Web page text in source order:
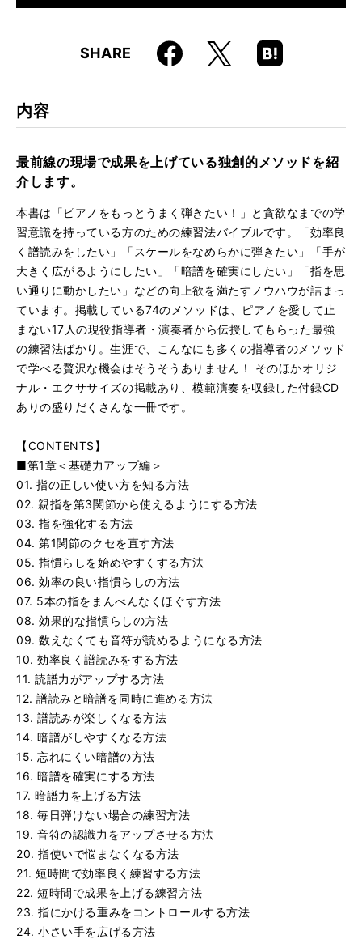
9784845620500
SHARE Faceboo
k
X
Hatena
Boo
内容
最前線の現場で成果を上げている独創的メソッドを紹
介します。
本書は「ピアノをもっとうまく弾きたい！」と貪欲なまでの学
習意識を持っている方のための練習法バイブルです。「効率良
く譜読みをしたい」「スケールをなめらかに弾きたい」「手が
大きく広がるようにしたい」「暗譜を確実にしたい」「指を思
い通りに動かしたい」などの向上欲を満たすノウハウが詰まっ
ています。掲載している74のメソッドは、ピアノを愛して止
まない17人の現役指導者・演奏者から伝授してもらった最強
の練習法ばかり。生涯で、こんなにも多くの指導者のメソッド
で学べる贅沢な機会はそうそうありません！ そのほかオリジ
ナル・エクササイズの掲載あり、模範演奏を収録した付録CD
ありの盛りだくさんな一冊です。
【CONTENTS】
■第1章＜基礎力アップ編＞
01. 指の正しい使い方を知る方法
02. 親指を第3関節から使えるようにする方法
03. 指を強化する方法
04. 第1関節のクセを直す方法
05. 指慣らしを始めやすくする方法
06. 効率の良い指慣らしの方法
07. 5本の指をまんべんなくほぐす方法
08. 効果的な指慣らしの方法
09. 数えなくても音符が読めるようになる方法
10. 効率良く譜読みをする方法
11. 読譜力がアップする方法
12. 譜読みと暗譜を同時に進める方法
13. 譜読みが楽しくなる方法
14. 暗譜がしやすくなる方法
15. 忘れにくい暗譜の方法
16. 暗譜を確実にする方法
17. 暗譜力を上げる方法
18. 毎日弾けない場合の練習方法
19. 音符の認識力をアップさせる方法
20. 指使いで悩まなくなる方法
21. 短時間で効率良く練習する方法
22. 短時間で成果を上げる練習方法
23. 指にかける重みをコントロールする方法
24. 小さい手を広げる方法